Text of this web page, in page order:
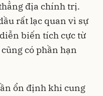
địa chính trị.
rất lạc quan vì sự
biến tích cực từ
có phần hạn
ổn định khi cung